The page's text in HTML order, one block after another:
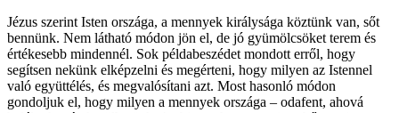
Jézus szerint Isten országa, a mennyek királysága köztünk van, sőt
bennünk. Nem látható módon jön el, de jó gyümölcsöket terem és
értékesebb mindennél. Sok példabeszédet mondott erről, hogy
segítsen nekünk elképzelni és megérteni, hogy milyen az Istennel
való együttélés, és megvalósítani azt. Most hasonló módon
gondoljuk el, hogy milyen a mennyek országa – odafent, ahová